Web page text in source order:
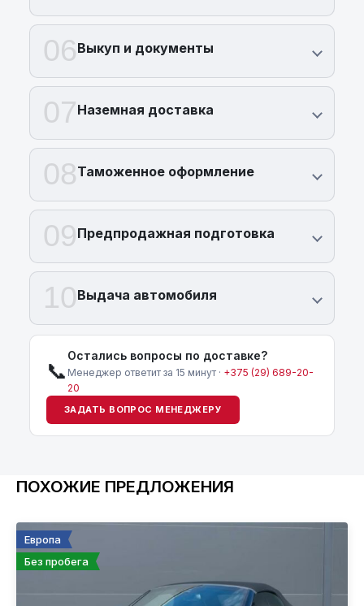
06Выкуп и документы
07Наземная доставка
08Таможенное оформление
09Предпродажная подготовка
10Выдача автомобиля
📞
Остались вопросы по доставке?
Менеджер ответит за 15 минут · +375 (29) 689-20-
20
ЗАДАТЬ ВОПРОС МЕНЕДЖЕРУ
ПОХОЖИЕ ПРЕДЛОЖЕНИЯ
Европа
Без пробега